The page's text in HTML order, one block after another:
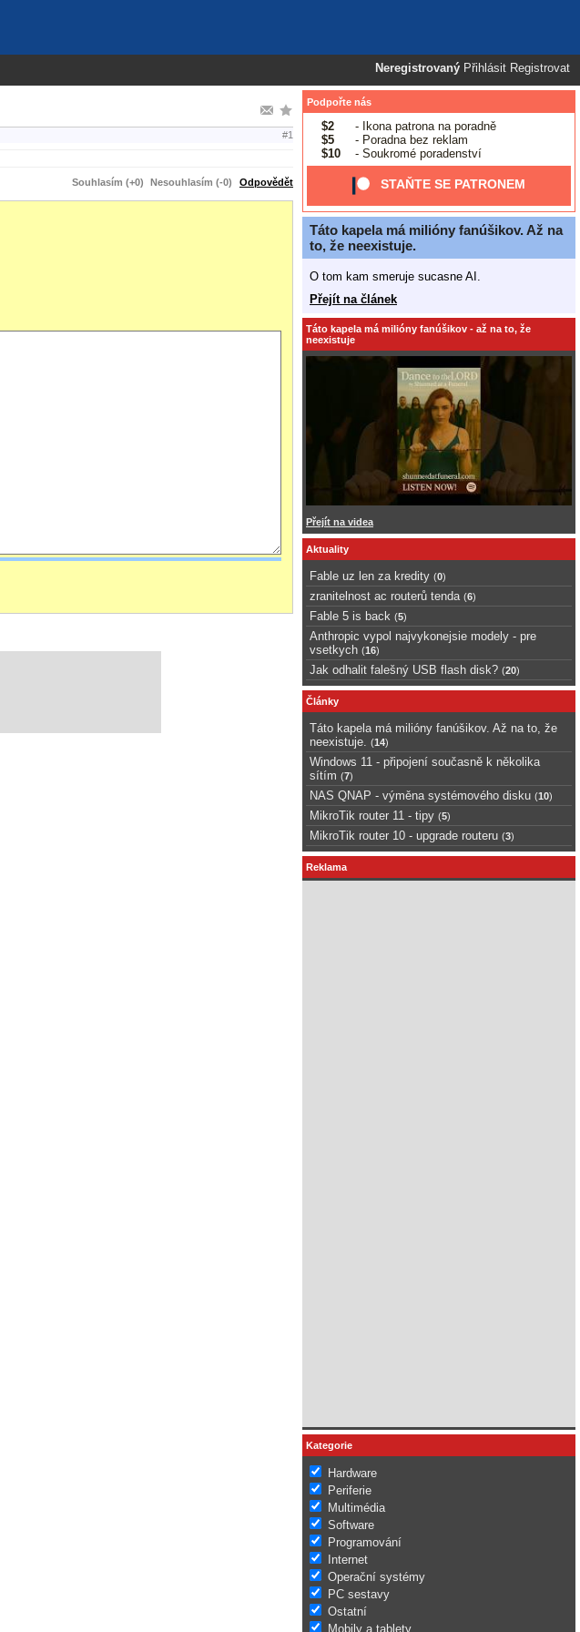
Neregistrovaný Přihlásit Registrovat
#1
Souhlasím (+0) Nesouhlasím (-0) Odpovědět
Podpořte nás
$2
- Ikona patrona na poradně
$5
- Poradna bez reklam
$10
- Soukromé poradenství
STAŇTE SE PATRONEM
Táto kapela má milióny fanúšikov. Až na
to, že neexistuje.
O tom kam smeruje sucasne AI.
Přejít na článek
Táto kapela má milióny fanúšikov - až na to, že
neexistuje
Přejít na videa
Aktuality
Fable uz len za kredity (0)
zranitelnost ac routerů tenda (6)
Fable 5 is back (5)
Anthropic vypol najvykonejsie modely - pre
vsetkych (16)
Jak odhalit falešný USB flash disk? (20)
Články
Táto kapela má milióny fanúšikov. Až na to, že
neexistuje.
(14)
Windows 11 - připojení současně k několika
sítím (7)
NAS QNAP - výměna systémového disku (10)
MikroTik router 11 - tipy (5)
MikroTik router 10 - upgrade routeru (3)
Reklama
Kategorie
Hardware
Periferie
Multimédia
Software
Programování
Internet
Operační systémy
PC sestavy
Ostatní
Mobily a tablety